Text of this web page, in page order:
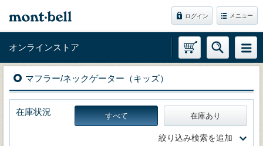
ログイン メニュー
オンラインストア
マフラー/ネックゲーター（キッズ）
在庫状況 すべて 在庫あり
絞り込み検索を追加